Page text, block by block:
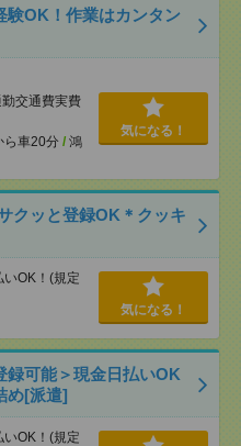
験OK！作業はカンタン
交通費実費
ら車20分 / 鴻
気になる！
クッと登録OK＊クッキ
OK！(規定
気になる！
録可能＞現金日払いOK
め[派遣]
OK！(規定